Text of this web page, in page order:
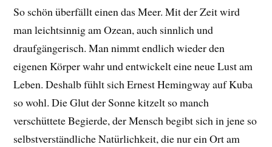
So schön überfällt einen das Meer. Mit der Zeit wird
man leichtsinnig am Ozean, auch sinnlich und
draufgängerisch. Man nimmt endlich wieder den
eigenen Körper wahr und entwickelt eine neue Lust am
Leben. Deshalb fühlt sich Ernest Hemingway auf Kuba
so wohl. Die Glut der Sonne kitzelt so manch
verschüttete Begierde, der Mensch begibt sich in jene so
selbstverständliche Natürlichkeit, die nur ein Ort am